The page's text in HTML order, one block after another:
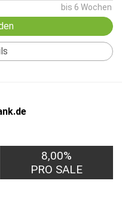
bis 6 Wochen
8,00%
PRO SALE